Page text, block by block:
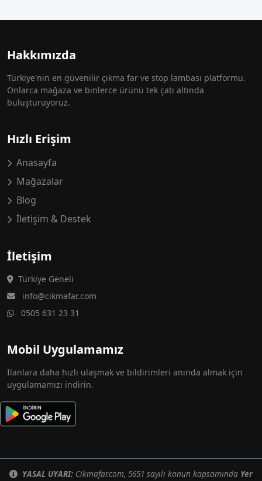
Hakkımızda
Türkiye'nin en güvenilir çıkma far ve stop lambası platformu.
Onlarca mağaza ve binlerce ürünü tek çatı altında
buluşturuyoruz.
Hızlı Erişim
Anasayfa
Mağazalar
Blog
İletişim & Destek
İletişim
Türkiye Geneli
info@cikmafar.com
0505 631 23 31
Mobil Uygulamamız
İlanlara daha hızlı ulaşmak ve bildirimleri anında almak için
uygulamamızı indirin.
YASAL UYARI: Cikmafar.com, 5651 sayılı kanun kapsamında Yer